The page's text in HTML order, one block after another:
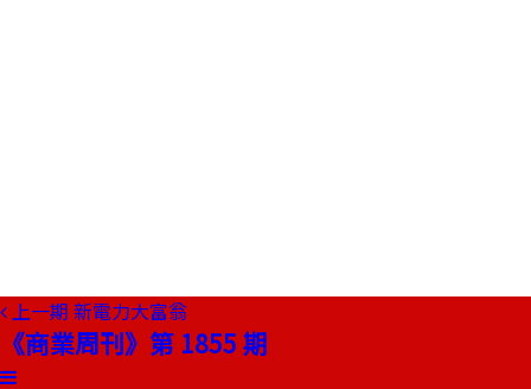
上一期 新電力大富翁
《商業周刊》第 1855 期